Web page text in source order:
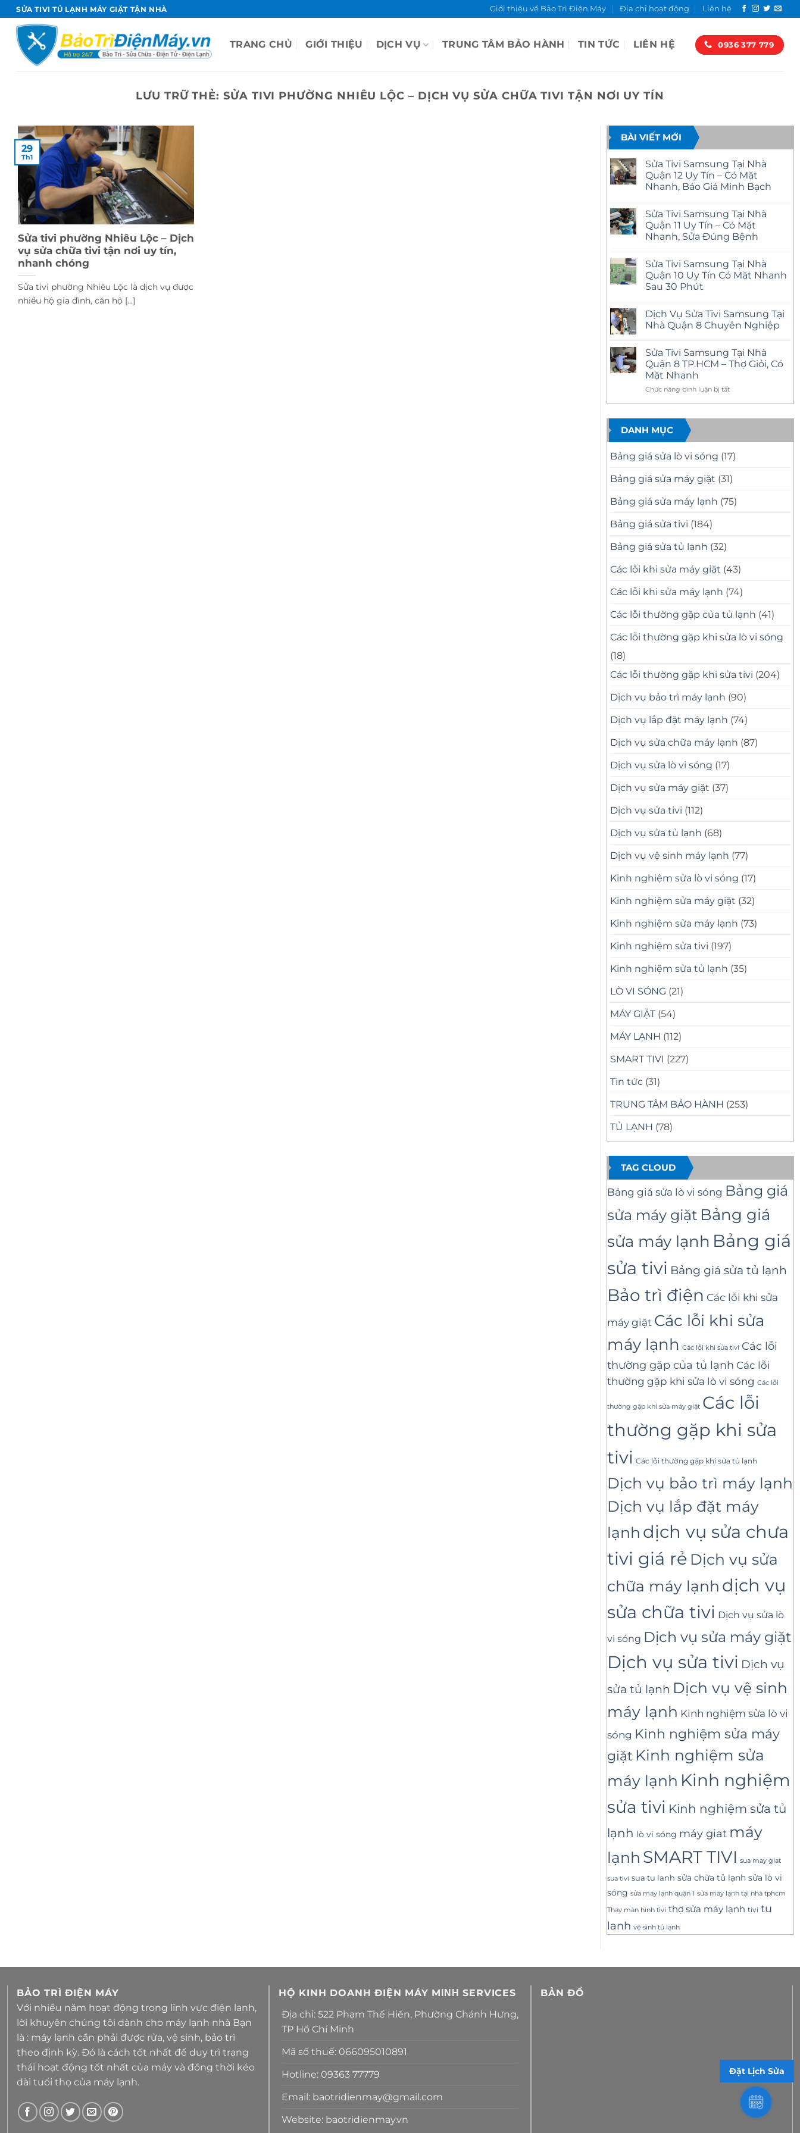
qua
dung
SỬA TIVI TỦ LẠNH MÁY GIẶT TẬN NHÀ Giới thiệu về Bảo Trì Điện Máy Địa chỉ hoạt động Liên hệ
TRANG CHỦ GIỚI THIỆU DỊCH VỤ TRUNG TÂM BẢO HÀNH TIN TỨC LIÊN HỆ 0936 377 779
LƯU TRỮ THẺ:SỬA TIVI PHƯỜNG NHIÊU LỘC – DỊCH VỤ SỬA CHỮA TIVI TẬN NƠI UY TÍN
Sửa tivi phường Nhiêu Lộc – Dịch
vụ sửa chữa tivi tận nơi uy tín,
nhanh chóng
Sửa tivi phường Nhiêu Lộc là dịch vụ được
nhiều hộ gia đình, căn hộ [...]
29
Th1
BÀI VIẾT MỚI
Sửa Tivi Samsung Tại Nhà
Quận 12 Uy Tín – Có Mặt
Nhanh, Báo Giá Minh Bạch
bình
luận
ở
Sửa
Tại
Nhà
Quận
12
Uy
Có
Mặt
Nhanh,
Minh
Bạch
Sửa Tivi Samsung Tại Nhà
Quận 11 Uy Tín – Có Mặt
Nhanh, Sửa Đúng Bệnh
bình
luận
ở
Sửa
Tại
Nhà
Quận
Tín
–
Có
Mặt
Nhanh,
Sửa
Bệnh
Sửa Tivi Samsung Tại Nhà
Quận 10 Uy Tín Có Mặt Nhanh
Sau 30 Phút
bình
luận
ở
Samsung
Tại
Nhà
Quận
Uy
Có
Sau
Dịch Vụ Sửa Tivi Samsung Tại
Nhà Quận 8 Chuyên Nghiệp
bình
luận
ở
Dịch
Sửa
Samsung
Quận
Nghiệp
Sửa Tivi Samsung Tại Nhà
Quận 8 TP.HCM – Thợ Giỏi, Có
Mặt Nhanh
Chức năng bình luận bị tắtở
Samsung
8
–
Giỏi,
DANH MỤC
Bảng giá sửa lò vi sóng (17)
Bảng giá sửa máy giặt (31)
Bảng giá sửa máy lạnh (75)
Bảng giá sửa tivi (184)
Bảng giá sửa tủ lạnh (32)
Các lỗi khi sửa máy giặt (43)
Các lỗi khi sửa máy lạnh (74)
Các lỗi thường gặp của tủ lạnh (41)
Các lỗi thường gặp khi sửa lò vi sóng
(18)
Các lỗi thường gặp khi sửa tivi (204)
Dịch vụ bảo trì máy lạnh (90)
Dịch vụ lắp đặt máy lạnh (74)
Dịch vụ sửa chữa máy lạnh (87)
Dịch vụ sửa lò vi sóng (17)
Dịch vụ sửa máy giặt (37)
Dịch vụ sửa tivi (112)
Dịch vụ sửa tủ lạnh (68)
Dịch vụ vệ sinh máy lạnh (77)
Kinh nghiệm sửa lò vi sóng (17)
Kinh nghiệm sửa máy giặt (32)
Kinh nghiệm sửa máy lạnh (73)
Kinh nghiệm sửa tivi (197)
Kinh nghiệm sửa tủ lạnh (35)
LÒ VI SÓNG (21)
MÁY GIẶT (54)
MÁY LẠNH (112)
SMART TIVI (227)
Tin tức (31)
TRUNG TÂM BẢO HÀNH (253)
TỦ LẠNH (78)
TAG CLOUD
Bảng giá sửa lò vi sóng Bảng giá
sửa máy giặt Bảng giá
sửa máy lạnh Bảng giá
sửa tivi Bảng giá sửa tủ lạnh
Bảo trì điện Các lỗi khi sửa
máy giặt Các lỗi khi sửa
máy lạnh Các lỗi khi sửa tivi Các lỗi
thường gặp của tủ lạnh Các lỗi
thường gặp khi sửa lò vi sóng Các lỗi
thường gặp khi sửa máy giặt Các lỗi
thường gặp khi sửa
tivi Các lỗi thường gặp khi sửa tủ lạnh
Dịch vụ bảo trì máy lạnh
Dịch vụ lắp đặt máy
lạnh dịch vụ sửa chưa
tivi giá rẻ Dịch vụ sửa
chữa máy lạnh dịch vụ
sửa chữa tivi Dịch vụ sửa lò
vi sóng Dịch vụ sửa máy giặt
Dịch vụ sửa tivi Dịch vụ
sửa tủ lạnh Dịch vụ vệ sinh
máy lạnh Kinh nghiệm sửa lò vi
sóng Kinh nghiệm sửa máy
giặt Kinh nghiệm sửa
máy lạnh Kinh nghiệm
sửa tivi Kinh nghiệm sửa tủ
lạnh lò vi sóng máy giat máy
lạnh SMART TIVI sua may giat
sua tivi sua tu lanh sửa chữa tủ lạnh sửa lò vi
sóng sửa máy lạnh quận 1 sửa máy lạnh tại nhà tphcm
Thay màn hình tivi thợ sửa máy lạnh tivi tu
lanh vệ sinh tủ lạnh
BẢO TRÌ ĐIỆN MÁY
Với nhiều năm hoạt động trong lĩnh vực điện lanh,
lời khuyên chúng tôi dành cho máy lạnh nhà Bạn
là : máy lạnh cần phải được rửa, vệ sinh, bảo trì
theo định kỳ. Đó là cách tốt nhất để duy trì trạng
thái hoạt động tốt nhất của máy và đồng thời kéo
dài tuổi thọ của máy lạnh.
HỘ KINH DOANH ĐIỆN MÁY MΙΝΗ SERVICES
Địa chỉ: 522 Phạm Thế Hiển, Phường Chánh Hưng,
TP Hồ Chí Minh
Mã số thuế: 066095010891
Hotline: 09363 77779
Email: baotridienmay@gmail.com
Website: baotridienmay.vn
BẢN ĐỒ
Đặt Lịch Sửa